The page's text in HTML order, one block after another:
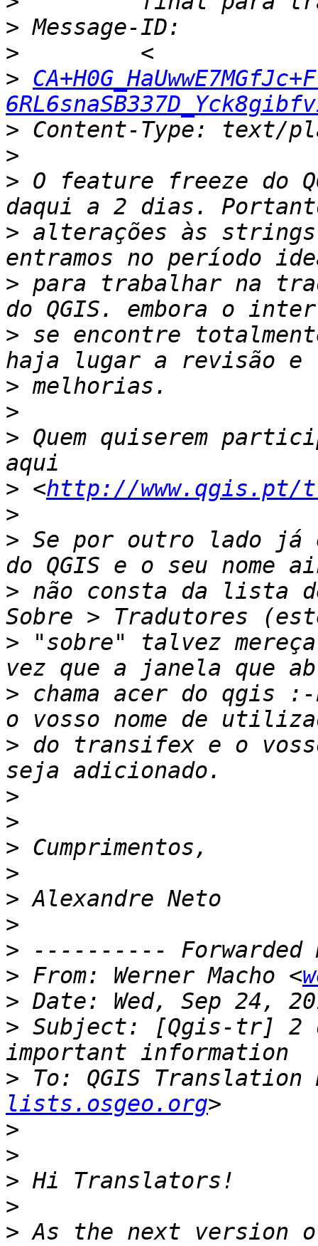
>
>
>
>
>
> O feature freeze do
> alterações às strings
> para trabalhar na
> se encontre
>
>
> Quem quiserem
> <http://www.qgis.pt/
>
> Se por outro lado já
> não consta da lista
> "sobre" talvez
> chama acer do qgis :-
> do transifex e o
>
>
>
>
>
>
>
> From: Werner Macho <
>
> Subject: [Qgis-tr] 2
> To: QGIS Translation
lists.osgeo.org
>
>
>
>
> As the next version